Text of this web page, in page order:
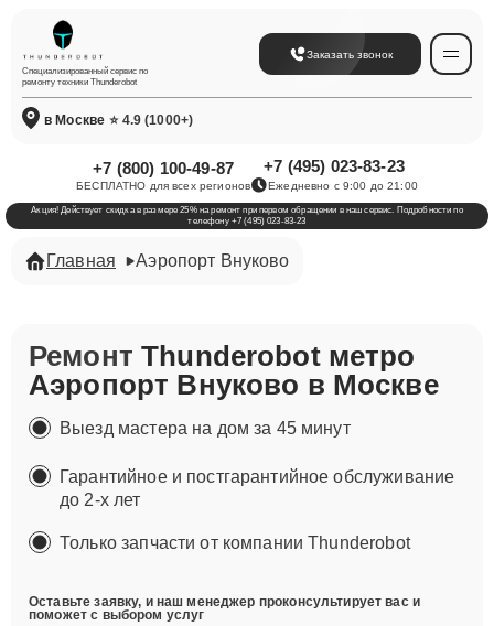
Специализированный сервис по
ремонту техники Thunderobot
Заказать звонок
в Москве ⭐ 4.9 (1000+)
+7 (800) 100-49-87
БЕСПЛАТНО для всех регионов
+7 (495) 023-83-23
Ежедневно с 9:00 до 21:00
Акция! Действует скидка в размере 25% на ремонт при первом обращении в наш сервис. Подробности по
телефону +7 (495) 023-83-23
Главная ​Аэропорт Внуково
РемонтThunderobot метро ​
Аэропорт Внуково в Москве
Выезд мастера на дом за 45 минут
Гарантийное и постгарантийное обслуживание
до 2-х лет
Только запчасти от компании Thunderobot
Оставьте заявку, и наш менеджер проконсультирует вас и
поможет с выбором услуг